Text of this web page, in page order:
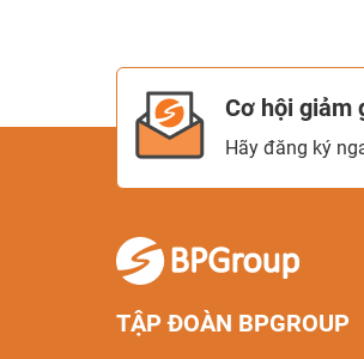
Cơ hội giảm
Hãy đăng ký
TẬP ĐOÀN BPGROUP